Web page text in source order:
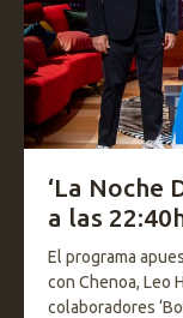
‘La Noche
a las
El programa
con Chenoa, Leo
colaboradores